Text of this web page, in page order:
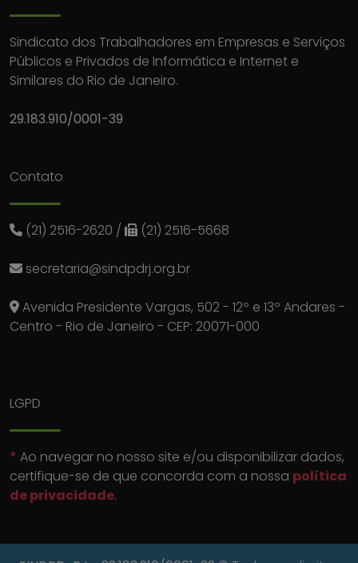
Sindicato dos Trabalhadores em Empresas e Serviços
Públicos e Privados de Informática e Internet e
Similares do Rio de Janeiro.
29.183.910/0001-39
Contato
(21) 2516-2620 / (21) 2516-5668
secretaria@sindpdrj.org.br
Avenida Presidente Vargas, 502 - 12º e 13º Andares -
Centro - Rio de Janeiro - CEP: 20071-000
LGPD
* Ao navegar no nosso site e/ou disponibilizar dados,
certifique-se de que concorda com a nossa política
de privacidade.